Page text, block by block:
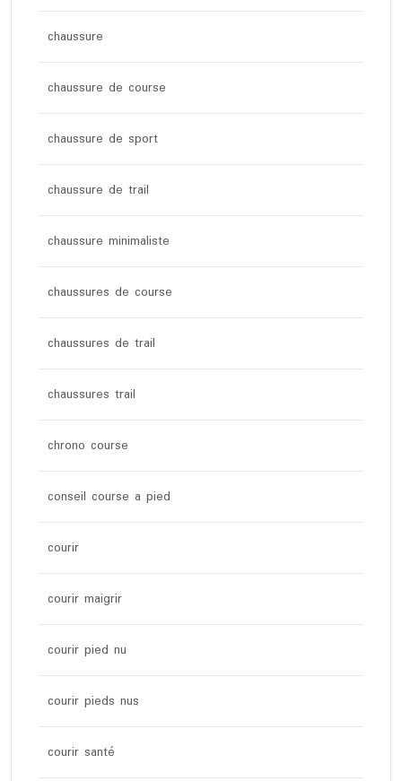
chaussure
chaussure de course
chaussure de sport
chaussure de trail
chaussure minimaliste
chaussures de course
chaussures de trail
chaussures trail
chrono course
conseil course a pied
courir
courir maigrir
courir pied nu
courir pieds nus
courir santé